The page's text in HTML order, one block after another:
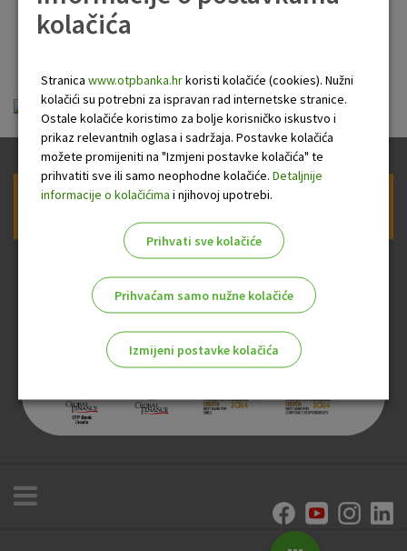
Globalna tržišta
O nama
Dnevno financijsko
OTP Dnevno financijsko izvješće.pdf
Prijava na newsletter OTP banke
kolačića
Stranica www.otpbanka.hrkoristi kolačiće (cookies). Nužni
kolačići su potrebni za ispravan rad internetske stranice.
Ostale kolačiće koristimo za bolje korisničko iskustvo i
prikaz relevantnih oglasa i sadržaja. Postavke kolačića
možete promijeniti na "Izmjeni postavke kolačića" te
prihvatiti sve ili samo neophodne kolačiće. Detaljnije
informacije o kolačićima i njihovoj upotrebi.
Prihvati sve kolačiće
Prihvaćam samo nužne kolačiće
Izmijeni postavke kolačića
Nužni kolačići